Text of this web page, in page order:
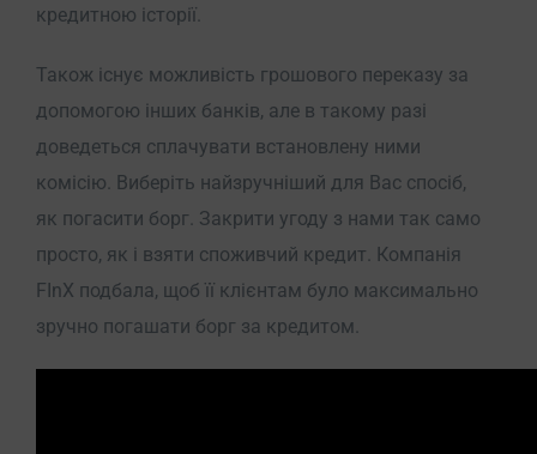
кредитною історії.
Також існує можливість грошового переказу за
допомогою інших банків, але в такому разі
доведеться сплачувати встановлену ними
комісію. Виберіть найзручніший для Вас спосіб,
як погасити борг. Закрити угоду з нами так само
просто, як і взяти споживчий кредит. Компанія
FInX подбала, щоб її клієнтам було максимально
зручно погашати борг за кредитом.